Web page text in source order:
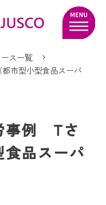
ス一覧
市型小型食品スーパ
事例 Tさ
品スーパ